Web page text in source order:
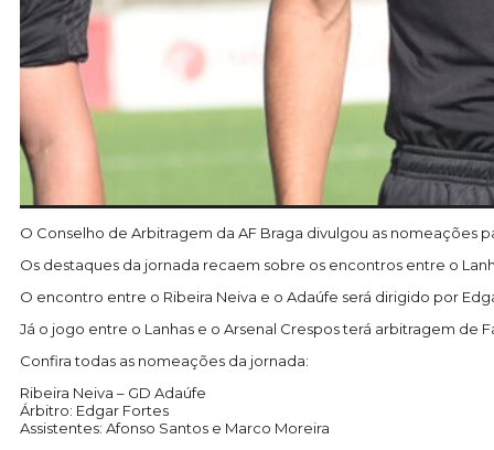
O Conselho de Arbitragem da AF Braga divulgou as nomeações
Os destaques da jornada recaem sobre os encontros entre o
O encontro entre o Ribeira Neiva e o Adaúfe será dirigido por
Já o jogo entre o Lanhas e o Arsenal Crespos terá arbitragem de
Confira todas as nomeações da jornada:
Ribeira Neiva – GD Adaúfe
Árbitro: Edgar Fortes
Assistentes: Afonso Santos e Marco Moreira